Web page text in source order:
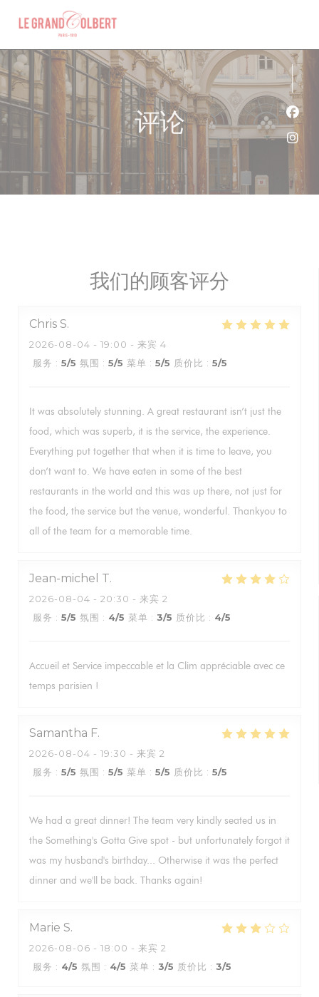
Cookie管理面板
评论
我们的顾客评分
Chris S
2026-08-04 - 19:00 - 来宾 4
服务 : 5/5 氛围 : 5/5 菜单 : 5/5 质价比 : 5/5
It was absolutely stunning. A great restaurant isn’t just the
food, which was superb, it is the service, the experience.
Everything put together that when it is time to leave, you
don’t want to. We have eaten in some of the best
restaurants in the world and this was up there, not just for
the food, the service but the venue, wonderful. Thankyou to
all of the team for a memorable time.
Jean-michel T
2026-08-04 - 20:30 - 来宾 2
服务 : 5/5 氛围 : 4/5 菜单 : 3/5 质价比 : 4/5
Accueil et Service impeccable et la Clim appréciable avec ce
temps parisien !
Samantha F
2026-08-04 - 19:30 - 来宾 2
服务 : 5/5 氛围 : 5/5 菜单 : 5/5 质价比 : 5/5
We had a great dinner! The team very kindly seated us in
the Something's Gotta Give spot - but unfortunately forgot it
was my husband's birthday... Otherwise it was the perfect
dinner and we'll be back. Thanks again!
Marie S
2026-08-06 - 18:00 - 来宾 2
服务 : 4/5 氛围 : 4/5 菜单 : 3/5 质价比 : 3/5